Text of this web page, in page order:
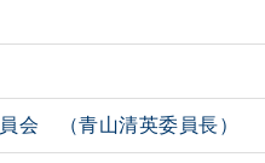
会 （青山清英委員長）